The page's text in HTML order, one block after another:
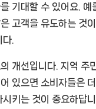
기대할 수 있어요.
고객을 유도하는 것
.
개선입니다. 지역
있으면 소비자들은
키는 것이 중요하답